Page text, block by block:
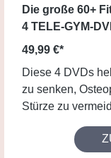
Die große 60+
4 TELE-GYM-
49,99 €*
Diese 4 DVDs
zu senken,
Stürze zu